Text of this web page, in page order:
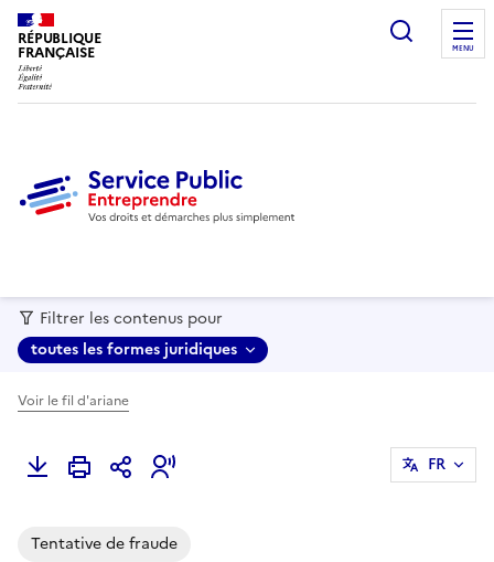
RÉPUBLIQUE
FRANÇAISE MENU
Filtrer les contenus pour
toutes les formes juridiques
Voir le fil d'ariane
FR
Tentative de fraude